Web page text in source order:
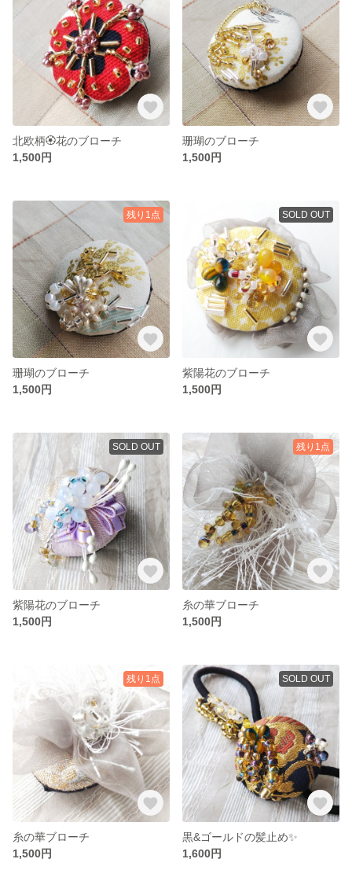
北欧柄🏵️花のブローチ
1,500円
珊瑚のブローチ
1,500円
残り1点
珊瑚のブローチ
1,500円
SOLD OUT
紫陽花のブローチ
1,500円
SOLD OUT
紫陽花のブローチ
1,500円
残り1点
糸の華ブローチ
1,500円
残り1点
糸の華ブローチ
1,500円
SOLD OUT
黒&ゴールドの髪止め✨
1,600円